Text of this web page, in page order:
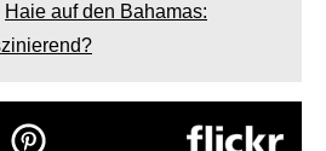
Haie auf den Bahamas: